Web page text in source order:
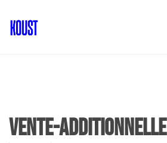
vente-additionnelle